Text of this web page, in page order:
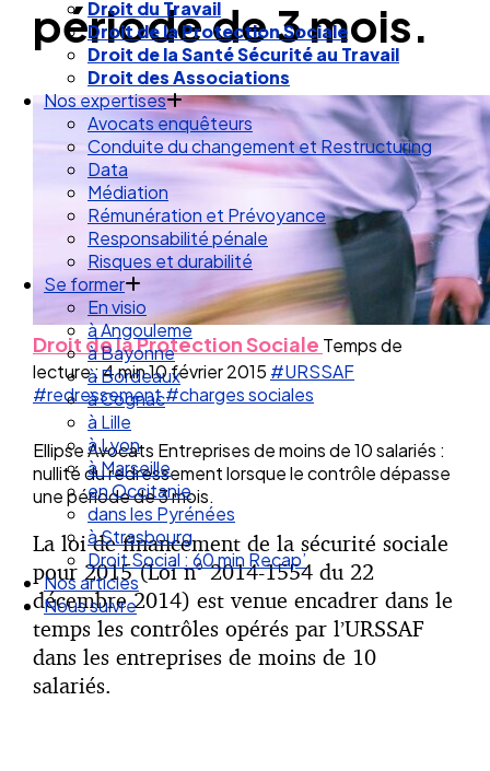
Nos compétences
Droit du Travail
Droit de la Protection Sociale
Droit de la Santé Sécurité au Travail
Droit des Associations
Nos expertises
Avocats enquêteurs
Conduite du changement et Restructuring
Data
Médiation
Rémunération et Prévoyance
Responsabilité pénale
Risques et durabilité
Se former
En visio
à Angouleme
à Bayonne
à Bordeaux
à Cognac
à Lille
à Lyon
à Marseille
en Occitanie
dans les Pyrénées
à Strasbourg
Droit Social : 60 min Recap’
Nos articles
Nous suivre
période de 3 mois.
Droit de la Protection Sociale Temps de
lecture : 4 min10 février 2015 #URSSAF
#redressement#charges sociales
Ellipse Avocats Entreprises de moins de 10 salariés :
nullité du redressement lorsque le contrôle dépasse
une période de 3 mois.
La loi de financement de la sécurité sociale
pour 2015 (Loi n° 2014-1554 du 22
décembre 2014) est venue encadrer dans le
temps les contrôles opérés par l’URSSAF
dans les entreprises de moins de 10
salariés.